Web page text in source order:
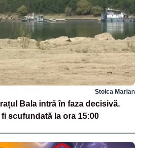
Stoica Marian
Bala intră în faza decisivă.
scufundată la ora 15:00